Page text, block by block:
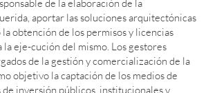
de la elaboración de la
aportar las soluciones arquitectónicas
la obtención de los permisos y licencias
eje-cución del mismo. Los gestores
de la gestión y comercialización de la
objetivo la captación de los medios de
inversión públicos, institucionales y